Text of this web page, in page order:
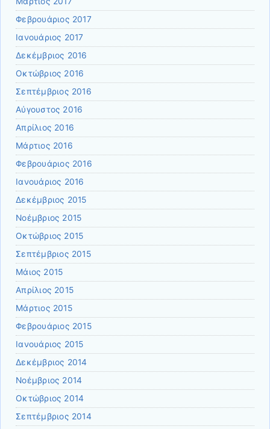
Φεβρουάριος 2017
Ιανουάριος 2017
Δεκέμβριος 2016
Οκτώβριος 2016
Σεπτέμβριος 2016
Αύγουστος 2016
Απρίλιος 2016
Μάρτιος 2016
Φεβρουάριος 2016
Ιανουάριος 2016
Δεκέμβριος 2015
Νοέμβριος 2015
Οκτώβριος 2015
Σεπτέμβριος 2015
Μάιος 2015
Απρίλιος 2015
Μάρτιος 2015
Φεβρουάριος 2015
Ιανουάριος 2015
Δεκέμβριος 2014
Νοέμβριος 2014
Οκτώβριος 2014
Σεπτέμβριος 2014